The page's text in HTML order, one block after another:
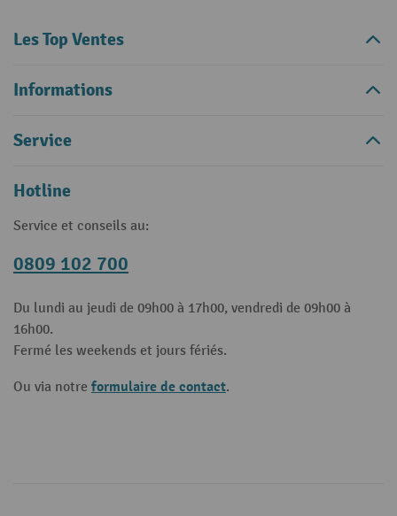
Les Top Ventes
Informations
Service
Hotline
Service et conseils au:
0809 102 700
Du lundi au jeudi de 09h00 à 17h00, vendredi de 09h00 à
16h00.
Fermé les weekends et jours fériés.
Ou via notre formulaire de contact.